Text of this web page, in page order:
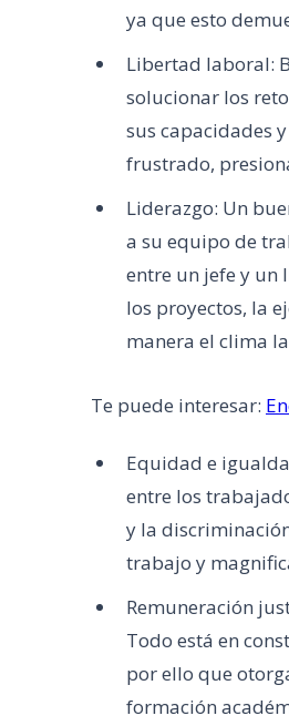
ya que esto
Libertad laboral:
solucionar los
sus capacidades
frustrado,
Liderazgo: Un
a su equipo de
entre un jefe y un
los proyectos, la
manera el clima
Te puede interesar:
Equidad e
entre los
y la
trabajo y
Remuneración
Todo está en
por ello que
formación